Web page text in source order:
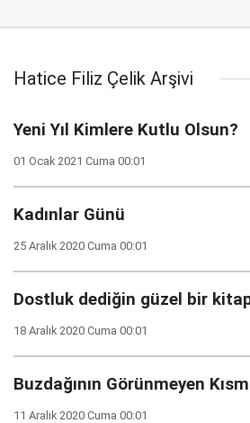
Hatice Filiz Çelik Arşivi
Yeni Yıl Kimlere Kutlu Olsun?
01 Ocak 2021 Cuma 00:01
Kadınlar Günü
25 Aralık 2020 Cuma 00:01
Dostluk dediğin güzel bir
18 Aralık 2020 Cuma 00:01
Buzdağının Görünmeyen
11 Aralık 2020 Cuma 00:01